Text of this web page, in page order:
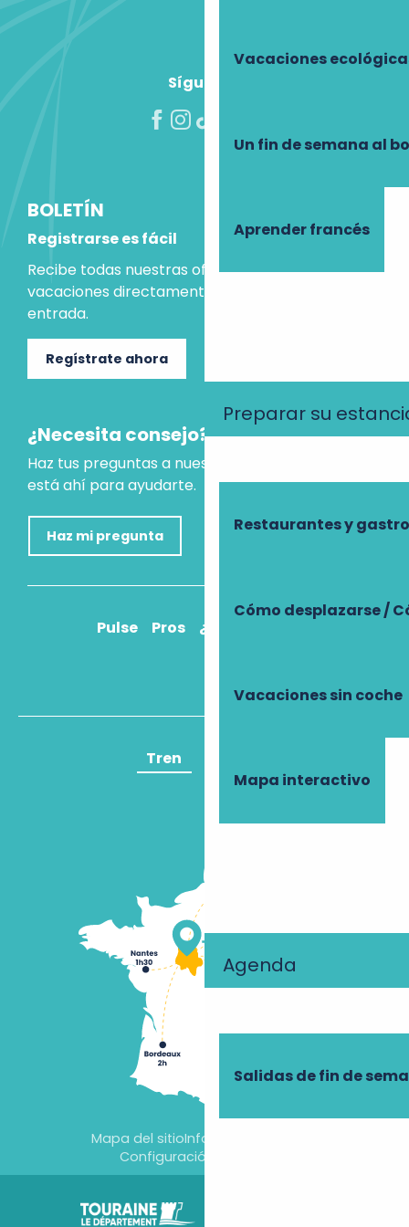
Vacaciones
Un fin de semana al
Aprender francés
Preparar su
Restaurantes y
Cómo desplazarse /
Vacaciones sin coche
Mapa interactivo
Agenda
Salidas de fin de
Síguenos
BOLETÍN
Registrarse es fácil
Recibe todas nuestras ofertas e ideas para las
vacaciones directamente en tu bandeja de
entrada.
Regístrate ahora
¿Necesita consejo?
Haz tus preguntas a nuestro asistente virtual, que
está ahí para ayudarte.
Haz mi pregunta
Pulse Pros ¿Cómo llegar?
Tren
Mapa del sitioInformación jurídica
Configuración de cookies